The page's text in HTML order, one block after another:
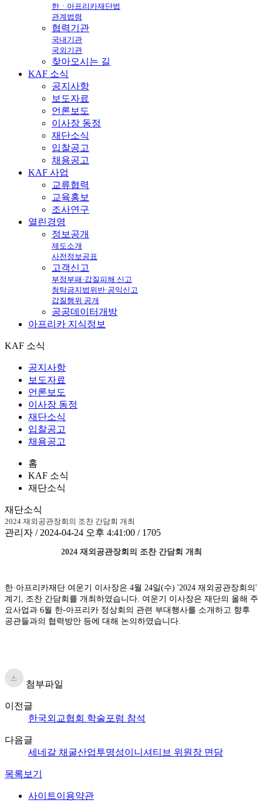
한ㆍ아프리카재단법
관계법령
협력기관
국내기관
국외기관
찾아오시는 길
KAF 소식
공지사항
보도자료
언론보도
이사장 동정
재단소식
입찰공고
채용공고
KAF 사업
교류협력
교육홍보
조사연구
열린경영
정보공개
제도소개
사전정보공표
고객신고
부정부패·갑질피해 신고
청탁금지법위반·공익신고
갑질행위 공개
공공데이터개방
아프리카 지식정보
KAF 소식
공지사항
보도자료
언론보도
이사장 동정
재단소식
입찰공고
채용공고
홈
KAF 소식
재단소식
재단소식
2024 재외공관장회의 조찬 간담회 개최
관리자 / 2024-04-24 오후 4:41:00 / 1705
2024 재외공관장회의 조찬 간담회 개최
한·아프리카재단 여운기 이사장은 4월 24일(수) '2024 재외공관장회의'
계기, 조찬 간담회를 개최하였습니다. 여운기 이사장은 재단의 올해 주
요사업과 6월 한-아프리카 정상회의 관련 부대행사를 소개하고 향후
공관들과의 협력방안 등에 대해 논의하였습니다.
첨부파일
이전글
한국외교협회 학술포럼 참석
다음글
세네갈 채굴산업투명성이니셔티브 위원장 면담
목록보기
사이트이용약관